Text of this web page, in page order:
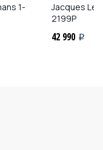
1-
Jacques
2199P
42 990 i